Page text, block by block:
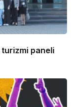
turizmi paneli